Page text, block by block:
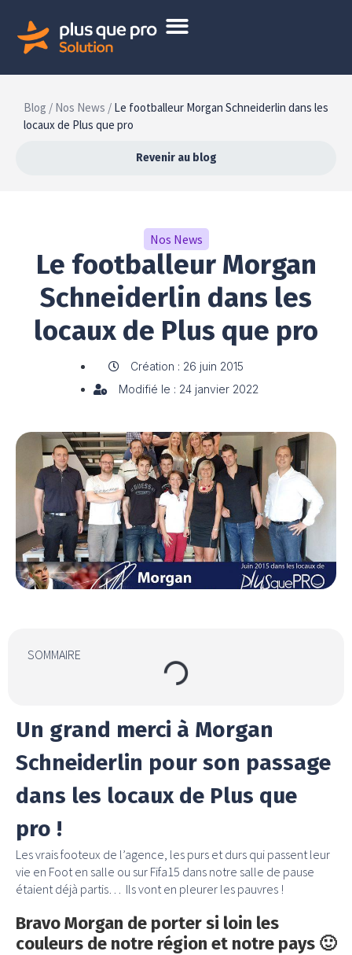
Blog / Nos News / Le footballeur Morgan Schneiderlin dans les
locaux de Plus que pro
Revenir au blog
Nos News
Le footballeur Morgan
Schneiderlin dans les
locaux de Plus que pro
Création : 26 juin 2015
Modifié le : 24 janvier 2022
Un grand merci à Morgan
Schneiderlin pour son passage
dans les locaux de Plus que
pro !
Les vrais footeux de l’agence, les purs et durs qui passent leur
vie en Foot en salle ou sur Fifa15 dans notre salle de pause
étaient déjà partis… Ils vont en pleurer les pauvres !
Bravo Morgan de porter si loin les
couleurs de notre région et notre pays 🙂
SOMMAIRE